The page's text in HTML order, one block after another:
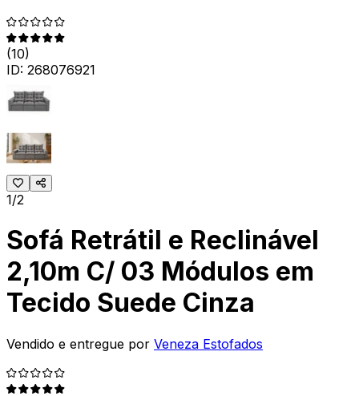
(10)
ID: 268076921
1/2
Sofá Retrátil e Reclinável
2,10m C/ 03 Módulos em
Tecido Suede Cinza
Vendido e entregue por Veneza Estofados